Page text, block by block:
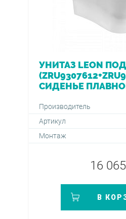
УНИТАЗ LEON
СИДЕНЬЕ
Производитель
Артикул
Монтаж
16
В